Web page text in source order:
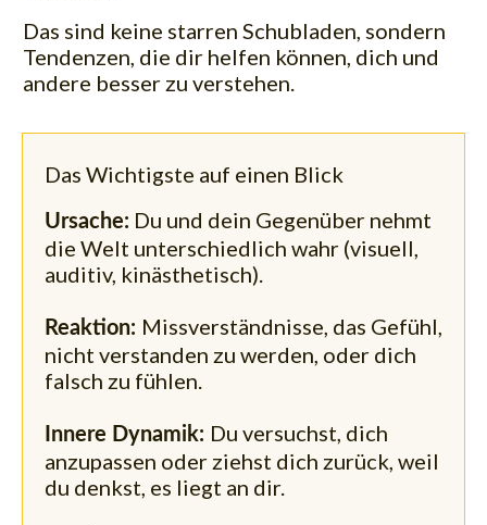
Das sind keine starren Schubladen, sondern
Tendenzen, die dir helfen können, dich und
andere besser zu verstehen.
Das Wichtigste auf einen Blick
Ursache: Du und dein Gegenüber nehmt
die Welt unterschiedlich wahr (visuell,
auditiv, kinästhetisch).
Reaktion: Missverständnisse, das Gefühl,
nicht verstanden zu werden, oder dich
falsch zu fühlen.
Innere Dynamik: Du versuchst, dich
anzupassen oder ziehst dich zurück, weil
du denkst, es liegt an dir.